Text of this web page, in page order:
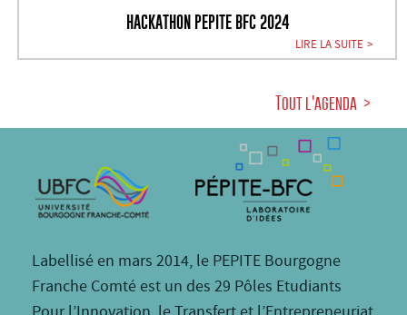
HACKATHON PEPITE BFC 2024
LIRE LA SUITE
Tout l'agenda
Labellisé en mars 2014, le PEPITE Bourgogne
Franche Comté est un des 29 Pôles Etudiants